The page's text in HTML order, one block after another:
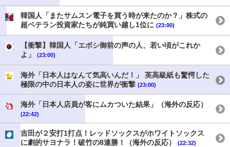
韓国人「またサムスン電子を買う時が来たのか？」株式の
超ベテラン投資家たちが純買い越し1位に (23:00)
【衝撃】韓国人「エボシ御前の声の人、若い頃がこれか
よ」
(23:00)
海外「日本人はなんて気高いんだ！」 英高級紙も驚愕した
極限の中の日本人の姿に世界が衝撃 (23:00)
海外「日本人店員が客にムカついた結果」（海外の反応）
(22:42)
吉田が２安打1打点！レッドソックスがホワイトソックス
に劇的サヨナラ！破竹の8連勝！（海外の反応）
(22:32)